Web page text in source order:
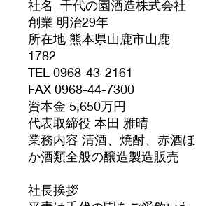
社名 千代の園酒造株式会社
創業 明治29年
所在地 熊本県山鹿市山鹿
1782
TEL 0968-43-2161
FAX 0968-44-7300
資本金 5,650万円
代表取締役 本田 雅晴
業務内容 清酒、焼酎、赤酒ほ
か酒類全般の醸造製造販売
社長挨拶